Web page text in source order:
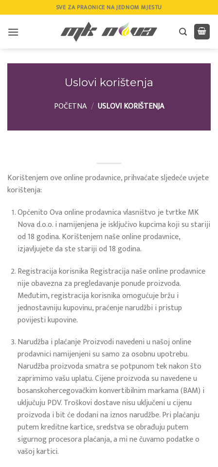
to
content
SVE ZA PRAONICE NA JEDNOM MJESTU
Uslovi korištenja
POČETNA / USLOVI KORIŠTENJA
Korištenjem ove online prodavnice, prihvaćate sljedeće uvjete
korištenja:
Općenito Ova online prodavnica vlasništvo je tvrtke MK
Nova d.o.o. i namijenjena je isključivo kupcima koji su stariji
od 18 godina. Korištenjem naše online prodavnice,
izjavljujete da ste stariji od 18 godina.
Registracija korisnika Registracija naše online prodavnice
nije obavezna za pregledavanje ponude proizvoda.
Međutim, registracija korisnika omogućuje bržu i
jednostavniju kupovinu, praćenje narudžbi i pristup
povijesti kupovine.
Narudžba i plaćanje Proizvodi navedeni u našoj online
prodavnici namijenjeni su samo za osobnu upotrebu.
Narudžba proizvoda smatra se potpunom tek nakon što
zaprimimo vašu uplatu. Cijene proizvoda su navedene u
bosanskohercegovačkim konvertibilnim markama (BAM) i
uključuju PDV. Troškovi dostave nisu uključeni u cijenu
proizvoda i bit će dodani na iznos narudžbe. Pri plaćanju
putem kreditne kartice, sredstva se obrađuju putem
sigurnog procesora plaćanja, a mi ne čuvamo podatke o
vašoj kartici.